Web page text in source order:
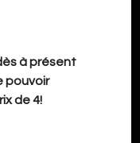
à présent
pouvoir
de 4!